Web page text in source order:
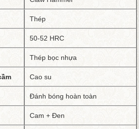
Thép
50-52 HRC
Thép bọc nhựa
Cao su
Đánh bóng hoàn toàn
Cam + Đen